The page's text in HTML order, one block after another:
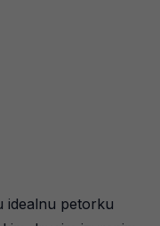
idealnu petorku